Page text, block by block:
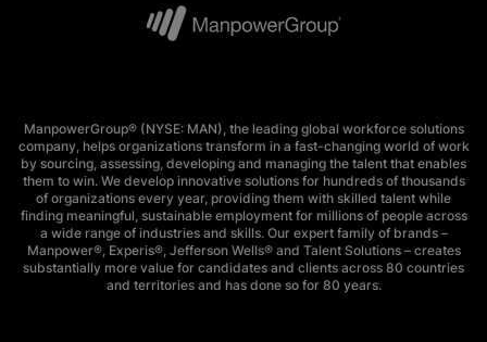
ManpowerGroup® (NYSE: MAN), the leading global workforce solutions
company, helps organizations transform in a fast-changing world of work
by sourcing, assessing, developing and managing the talent that enables
them to win. We develop innovative solutions for hundreds of thousands
of organizations every year, providing them with skilled talent while
finding meaningful, sustainable employment for millions of people across
a wide range of industries and skills. Our expert family of brands –
Manpower®, Experis®, Jefferson Wells® and Talent Solutions – creates
substantially more value for candidates and clients across 80 countries
and territories and has done so for 80 years.